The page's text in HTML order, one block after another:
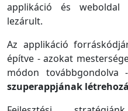
applikáció és weboldal
lezárult.
Az applikáció
építve - azokat
módon továbbgondolva
szuperappjának